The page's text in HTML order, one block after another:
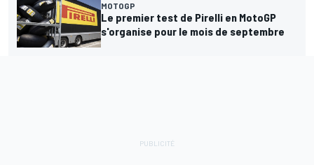
MOTOGP
Le premier test de Pirelli en MotoGP
s'organise pour le mois de septembre